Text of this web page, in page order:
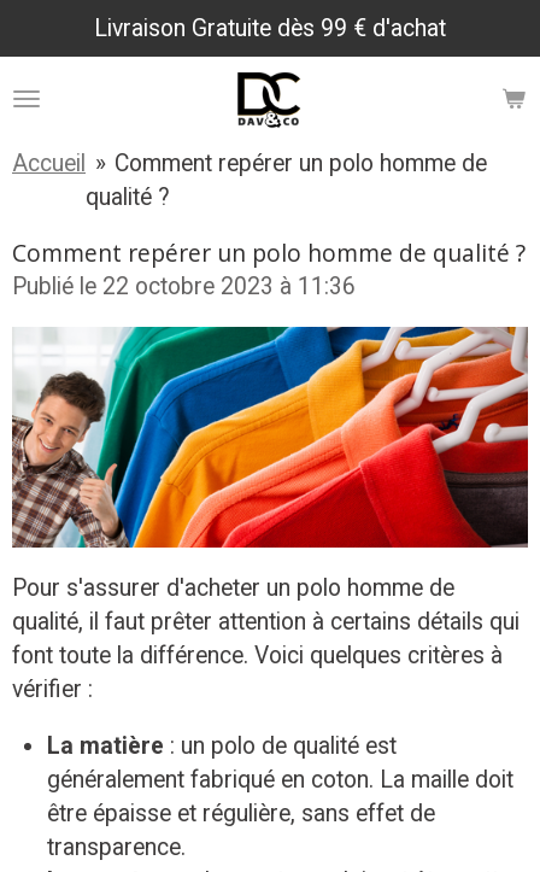
au
contenu
Livraison Gratuite dès 99 € d'achat
Accueil » Comment repérer un polo homme de
qualité ?
Comment repérer un polo homme de qualité ?
Publié le 22 octobre 2023 à 11:36
Pour s'assurer d'acheter un polo homme de
qualité, il faut prêter attention à certains détails qui
font toute la différence. Voici quelques critères à
vérifier :
La matière : un polo de qualité est
généralement fabriqué en coton. La maille doit
être épaisse et régulière, sans effet de
transparence.